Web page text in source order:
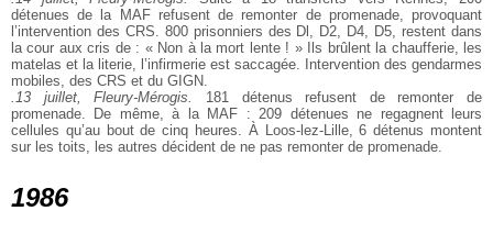
détenues de la MAF refusent de remonter de promenade, provoquant
l’intervention des CRS. 800 prisonniers des Dl, D2, D4, D5, restent dans
la cour aux cris de : « Non à la mort lente ! » Ils brûlent la chaufferie, les
matelas et la literie, l’infirmerie est saccagée. Intervention des gendarmes
mobiles, des CRS et du GIGN.
.13 juillet, Fleury-Mérogis.
181 détenus refusent de remonter de
promenade. De même, à la MAF : 209 détenues ne regagnent leurs
cellules qu’au bout de cinq heures. À Loos-lez-Lille, 6 détenus montent
sur les toits, les autres décident de ne pas remonter de promenade.
1986